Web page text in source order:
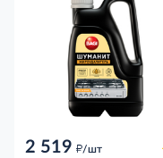
2 519 д/шт